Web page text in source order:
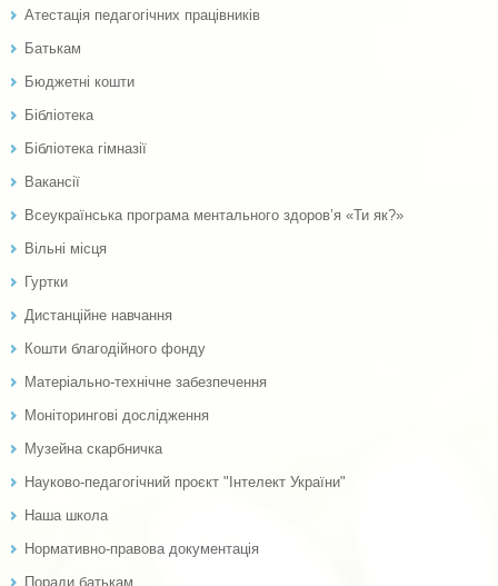
Атестація педагогічних працівників
Батькам
Бюджетні кошти
Бібліотека
Бібліотека гімназії
Вакансії
Всеукраїнська програма ментального здоров’я «Ти як?»
Вільні місця
Гуртки
Дистанційне навчання
Кошти благодійного фонду
Матеріально-технічне забезпечення
Моніторингові дослідження
Музейна скарбничка
Науково-педагогічний проєкт "Інтелект України"
Наша школа
Нормативно-правова документація
Поради батькам